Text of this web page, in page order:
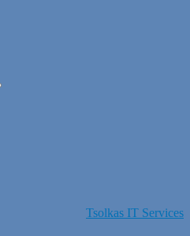
Tsolkas IT Services